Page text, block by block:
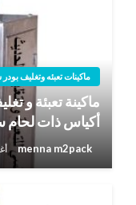
ماكينات تعبئه وتغليف
ماكينة تعبئة و
أكياس ذات لحام
menna m2pack